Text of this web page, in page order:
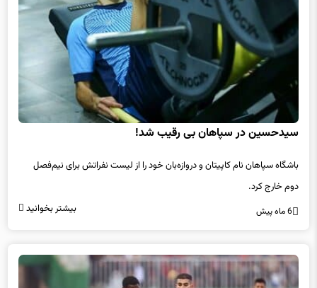
سیدحسین در سپاهان بی رقیب شد!
باشگاه سپاهان نام کاپیتان و دروازه‌بان خود را از لیست نفراتش برای نیم‌فصل
دوم خارج کرد.
6 ماه پیش بیشتر بخوانید